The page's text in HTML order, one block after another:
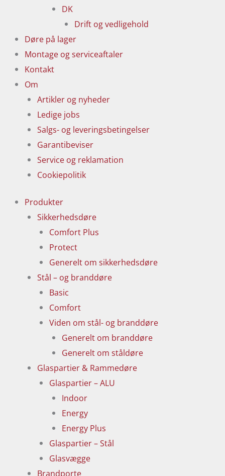
DK
Drift og vedligehold
Døre på lager
Montage og serviceaftaler
Kontakt
Om
Artikler og nyheder
Ledige jobs
Salgs- og leveringsbetingelser
Garantibeviser
Service og reklamation
Cookiepolitik
Produkter
Sikkerhedsdøre
Comfort Plus
Protect
Generelt om sikkerhedsdøre
Stål – og branddøre
Basic
Comfort
Viden om stål- og branddøre
Generelt om branddøre
Generelt om ståldøre
Glaspartier & Rammedøre
Glaspartier – ALU
Indoor
Energy
Energy Plus
Glaspartier – Stål
Glasvægge
Brandporte